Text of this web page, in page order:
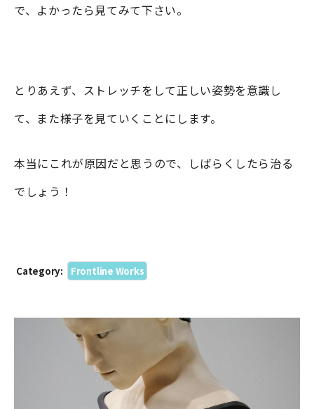
で、よかったら見てみて下さい。
とりあえず、ストレッチをして正しい姿勢を意識し
て、また様子を見ていくことにします。
本当にこれが原因だと思うので、しばらくしたら治る
でしょう！
Category: Frontline Works